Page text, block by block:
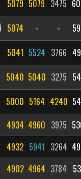
5079 5079 3475
5074 - -
5041 5524 3766
5040 5040 3275
5000 5164 4240
4934 4960 3975
4932 5941 3264
4902 4964 3784